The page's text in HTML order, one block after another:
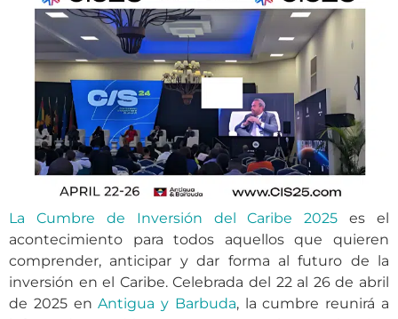
La Cumbre de Inversión del Caribe 2025 es el
acontecimiento para todos aquellos que quieren
comprender, anticipar y dar forma al futuro de la
inversión en el Caribe. Celebrada del 22 al 26 de abril
de 2025 enAntigua y Barbuda, la cumbre reunirá a